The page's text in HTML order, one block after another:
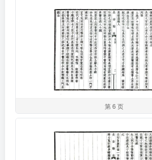
第 6 页